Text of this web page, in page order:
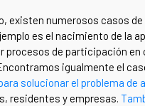
existen numerosos casos
es el nacimiento de la
procesos de participación
igualmente el
solucionar el problema de
residentes y empresas.